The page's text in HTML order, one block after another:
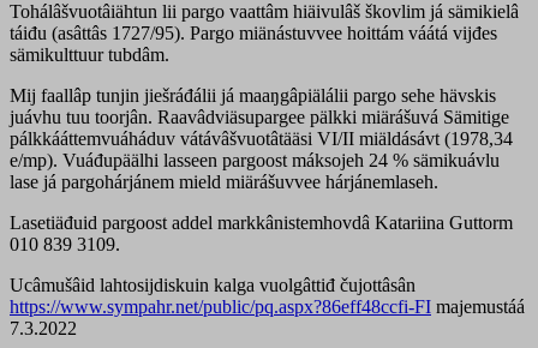
Tohálâšvuotâiähtun lii pargo vaattâm hiäivulâš škovlim já sämikielâ
táiđu (asâttâs 1727/95). Pargo miänástuvvee hoittám váátá vijđes
sämikulttuur tubdâm.
Mij faallâp tunjin jiešráđálii já maaŋgâpiälálii pargo sehe hävskis
juávhu tuu toorjân. Raavâdviäsupargee pälkki miärášuvá Sämitige
pálkkááttemvuáháduv vátávâšvuotâtääsi VI/II miäldásávt (1978,34
e/mp). Vuáđupäälhi lasseen pargoost máksojeh 24 % sämikuávlu
lase já pargohárjánem mield miärášuvvee hárjánemlaseh.
Lasetiäđuid pargoost addel markkânistemhovdâ Katariina Guttorm
010 839 3109.
Ucâmušâid lahtosijdiskuin kalga vuolgâttiđ čujottâsân
https://www.sympahr.net/public/pq.aspx?86eff48ccfi-FI majemustáá
7.3.2022